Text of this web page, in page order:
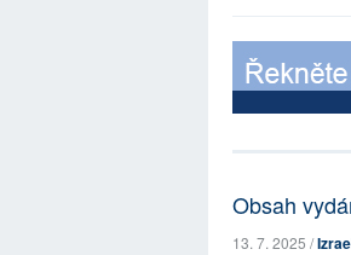
Obsah
13. 7. 2025 /